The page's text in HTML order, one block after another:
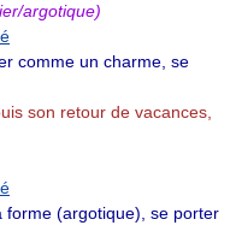
argotique)
comme un charme, se
son retour de vacances,
(argotique), se porter